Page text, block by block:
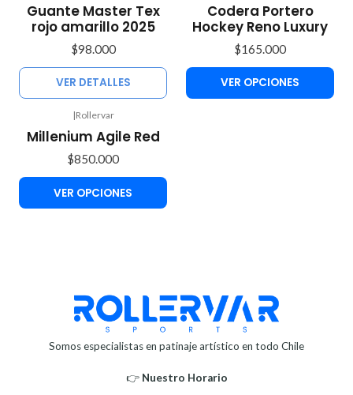
Guante Master Tex
rojo amarillo 2025
$98.000
VER DETALLES
Codera Portero
Hockey Reno Luxury
$165.000
VER OPCIONES
|Rollervar
Millenium Agile Red
$850.000
VER OPCIONES
Somos especialistas en patinaje artístico en todo Chile
👉 Nuestro Horario⁣⁣